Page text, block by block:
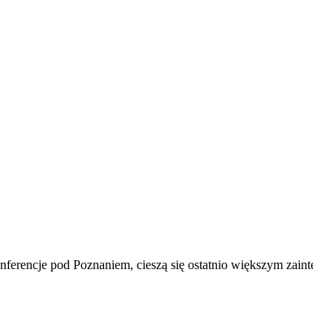
pod Poznaniem, cieszą się ostatnio większym